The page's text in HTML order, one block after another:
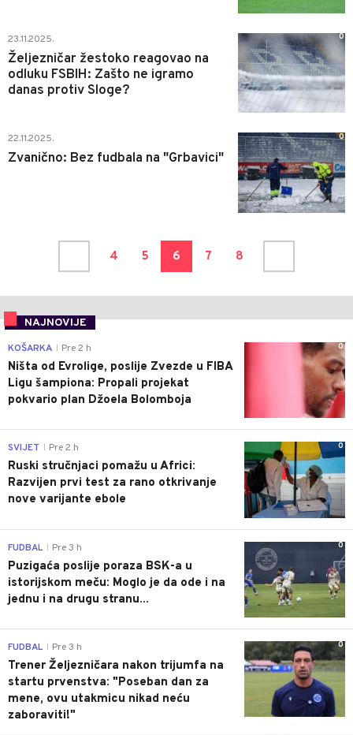
23.11.2025.
Željezničar žestoko reagovao na
odluku FSBIH: Zašto ne igramo
danas protiv Sloge?
0
22.11.2025.
Zvanično: Bez fudbala na "Grbavici"
0
4 5 6 7 8
NAJNOVIJE
0
KOŠARKA Pre 2 h
Ništa od Evrolige, poslije Zvezde u FIBA
Ligu šampiona: Propali projekat
pokvario plan Džoela Bolomboja
0
SVIJET Pre 2 h
Ruski stručnjaci pomažu u Africi:
Razvijen prvi test za rano otkrivanje
nove varijante ebole
0
FUDBAL Pre 3 h
Puzigaća poslije poraza BSK-a u
istorijskom meču: Moglo je da ode i na
jednu i na drugu stranu...
0
FUDBAL Pre 3 h
Trener Željezničara nakon trijumfa na
startu prvenstva: "Poseban dan za
mene, ovu utakmicu nikad neću
zaboraviti!"